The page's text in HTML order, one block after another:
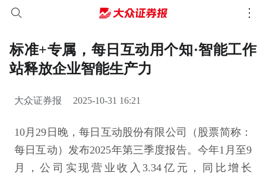
标准+专属，每日互动用个知·智能工作
站释放企业智能生产力
大众证券报 2025-10-31 16:21
10月29日晚，每日互动股份有限公司（股票简称：
每日互动）发布2025年第三季度报告。今年1月至9
月，公司实现营业收入3.34亿元，同比增长